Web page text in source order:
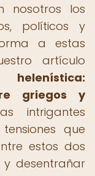
nosotros los
políticos y
a estas
artículo
griegos y
intrigantes
que
estos dos
y desentrañar